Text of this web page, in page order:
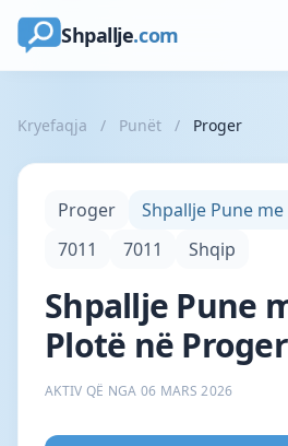
Shpallje.com
Kryefaqja / Punët / Proger
Proger
Shpallje Pune
7011
7011 Shqip
Shpallje Pune
Plotë në Proger
AKTIV QË NGA 06 MARS 2026